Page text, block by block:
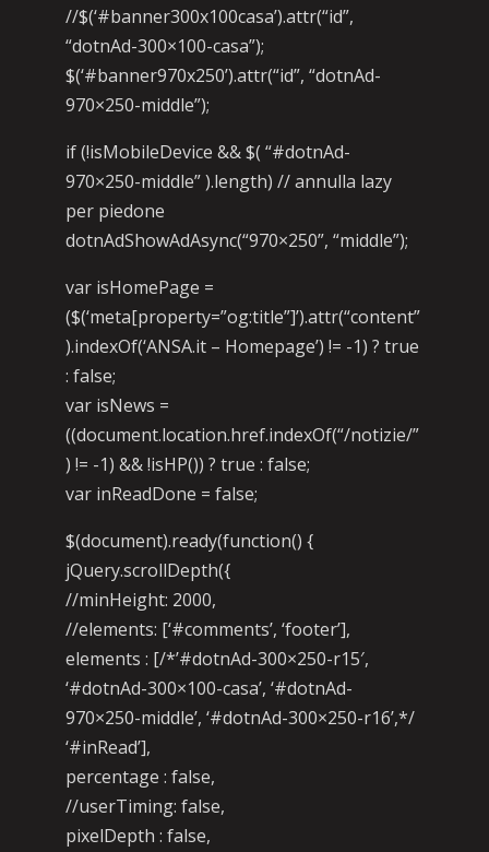
//$(‘#banner300x100casa’).attr(“id”,
“dotnAd-300×100-casa”);
$(‘#banner970x250’).attr(“id”, “dotnAd-
970×250-middle”);
if (!isMobileDevice && $( “#dotnAd-
970×250-middle” ).length) // annulla lazy
per piedone
dotnAdShowAdAsync(“970×250”, “middle”);
var isHomePage =
($(‘meta[property=”og:title”]’).attr(“content”
).indexOf(‘ANSA.it – Homepage’) != -1) ? true
: false;
var isNews =
((document.location.href.indexOf(“/notizie/”
) != -1) && !isHP()) ? true : false;
var inReadDone = false;
$(document).ready(function() {
jQuery.scrollDepth({
//minHeight: 2000,
//elements: [‘#comments’, ‘footer’],
elements : [/*’#dotnAd-300×250-r15′,
‘#dotnAd-300×100-casa’, ‘#dotnAd-
970×250-middle’, ‘#dotnAd-300×250-r16’,*/
‘#inRead’],
percentage : false,
//userTiming: false,
pixelDepth : false,